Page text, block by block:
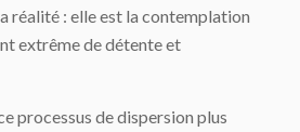
réalité : elle est la contemplation
extrême de détente et
processus de dispersion plus